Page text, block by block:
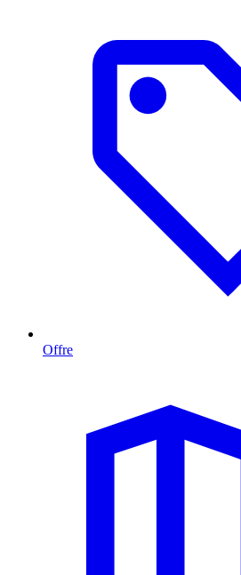
Offre